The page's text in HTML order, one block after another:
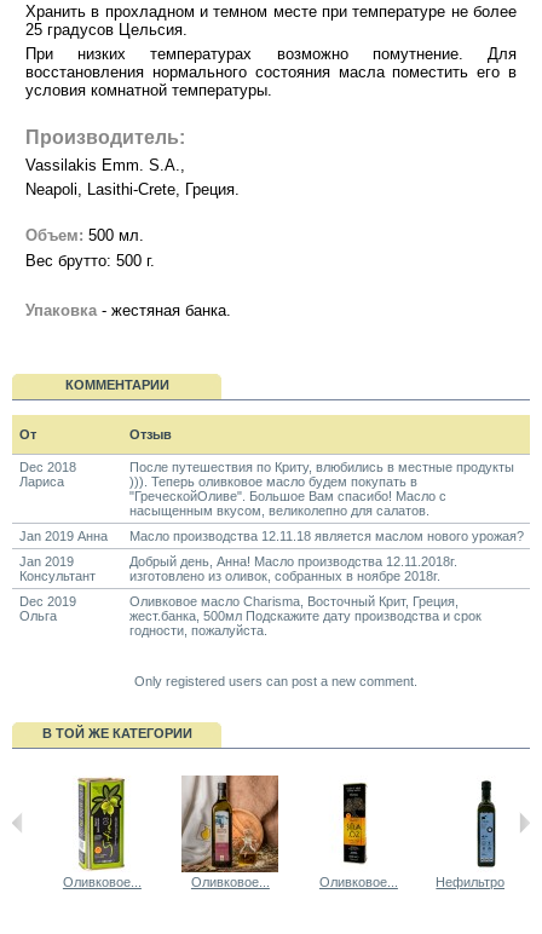
Хранить в прохладном и темном месте при температуре не более
25 градусов Цельсия.
При низких температурах возможно помутнение. Для
восстановления нормального состояния масла поместить его в
условия комнатной температуры.
Производитель:
Vassilakis Emm. S.A.,
Neapoli, Lasithi-Crete, Греция.
Объем: 500 мл.
Вес брутто: 500 г.
Упаковка - жестяная банка.
КОММЕНТАРИИ
От Отзыв
Dec 2018
Лариса
После путешествия по Криту, влюбились в местные продукты
))). Теперь оливковое масло будем покупать в
"ГреческойОливе". Большое Вам спасибо! Масло с
насыщенным вкусом, великолепно для салатов.
Jan 2019 Анна
Масло производства 12.11.18 является маслом нового урожая?
Jan 2019
Консультант
Добрый день, Анна! Масло производства 12.11.2018г.
изготовлено из оливок, собранных в ноябре 2018г.
Dec 2019
Ольга
Оливковое масло Charisma, Восточный Крит, Греция,
жест.банка, 500мл Подскажите дату производства и срок
годности, пожалуйста.
Only registered users can post a new comment.
В ТОЙ ЖЕ КАТЕГОРИИ
Оливковое... Оливковое... Оливковое... Нефильтрован...